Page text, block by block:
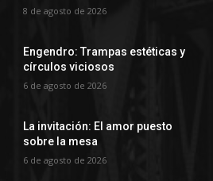
8 de agosto de 2026
Engendro: Trampas estéticas y
círculos viciosos
6 de agosto de 2026
La invitación: El amor puesto
sobre la mesa
6 de agosto de 2026